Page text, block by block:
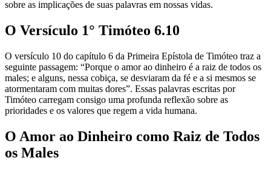
sobre as implicações de suas palavras em nossas vidas.
O Versículo 1° Timóteo 6.10
O versículo 10 do capítulo 6 da Primeira Epístola de Timóteo traz a
seguinte passagem: “Porque o amor ao dinheiro é a raiz de todos os
males; e alguns, nessa cobiça, se desviaram da fé e a si mesmos se
atormentaram com muitas dores”. Essas palavras escritas por
Timóteo carregam consigo uma profunda reflexão sobre as
prioridades e os valores que regem a vida humana.
O Amor ao Dinheiro como Raiz de Todos
os Males